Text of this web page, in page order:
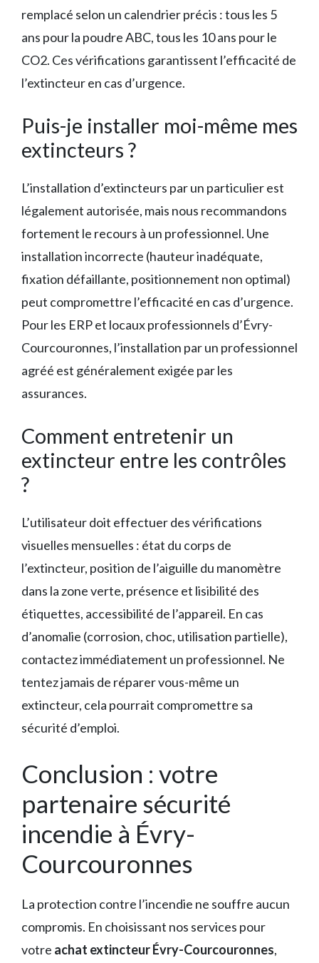
remplacé selon un calendrier précis : tous les 5
ans pour la poudre ABC, tous les 10 ans pour le
CO2. Ces vérifications garantissent l’efficacité de
l’extincteur en cas d’urgence.
Puis-je installer moi-même mes
extincteurs ?
L’installation d’extincteurs par un particulier est
légalement autorisée, mais nous recommandons
fortement le recours à un professionnel. Une
installation incorrecte (hauteur inadéquate,
fixation défaillante, positionnement non optimal)
peut compromettre l’efficacité en cas d’urgence.
Pour les ERP et locaux professionnels d’Évry-
Courcouronnes, l’installation par un professionnel
agréé est généralement exigée par les
assurances.
Comment entretenir un
extincteur entre les contrôles
?
L’utilisateur doit effectuer des vérifications
visuelles mensuelles : état du corps de
l’extincteur, position de l’aiguille du manomètre
dans la zone verte, présence et lisibilité des
étiquettes, accessibilité de l’appareil. En cas
d’anomalie (corrosion, choc, utilisation partielle),
contactez immédiatement un professionnel. Ne
tentez jamais de réparer vous-même un
extincteur, cela pourrait compromettre sa
sécurité d’emploi.
Conclusion : votre
partenaire sécurité
incendie à Évry-
Courcouronnes
La protection contre l’incendie ne souffre aucun
compromis. En choisissant nos services pour
votre achat extincteur Évry-Courcouronnes,